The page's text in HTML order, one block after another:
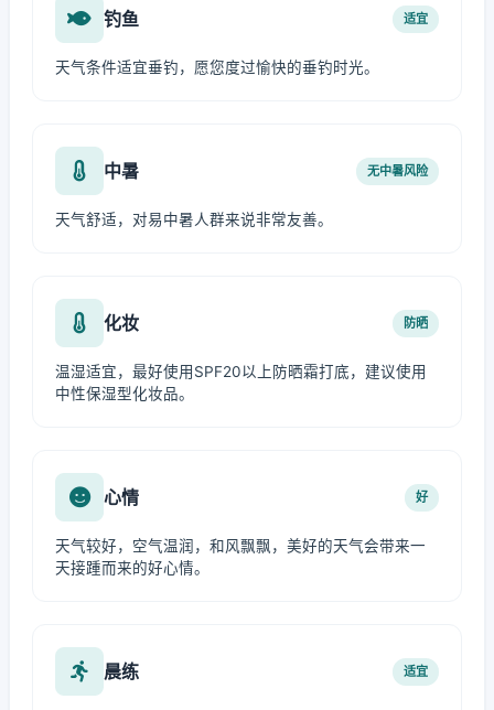
钓鱼 适宜
天气条件适宜垂钓，愿您度过愉快的垂钓时光。
中暑 无中暑风险
天气舒适，对易中暑人群来说非常友善。
化妆 防晒
温湿适宜，最好使用SPF20以上防晒霜打底，建议使用
中性保湿型化妆品。
心情 好
天气较好，空气温润，和风飘飘，美好的天气会带来一
天接踵而来的好心情。
晨练 适宜